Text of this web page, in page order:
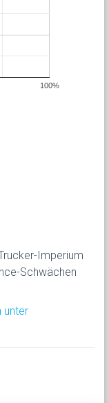
100%
Imperium
Schwächen
unter